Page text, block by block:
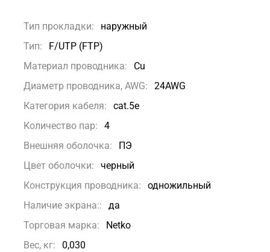
Тип прокладки:
наружный
Тип:
F/UTP (FTP)
Материал проводника:
Сu
Диаметр проводника, AWG:
24AWG
Категория кабеля:
cat.5e
Количество пар:
4
Внешняя оболочка:
ПЭ
Цвет оболочки:
черный
Конструкция проводника:
одножильный
Наличие экрана::
да
Торговая марка:
Netko
Вес, кг:
0,030